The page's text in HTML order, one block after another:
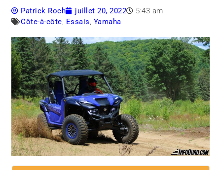
Patrick Roch juillet 20, 2022
5:43 am
Côte-à-côte, Essais, Yamaha